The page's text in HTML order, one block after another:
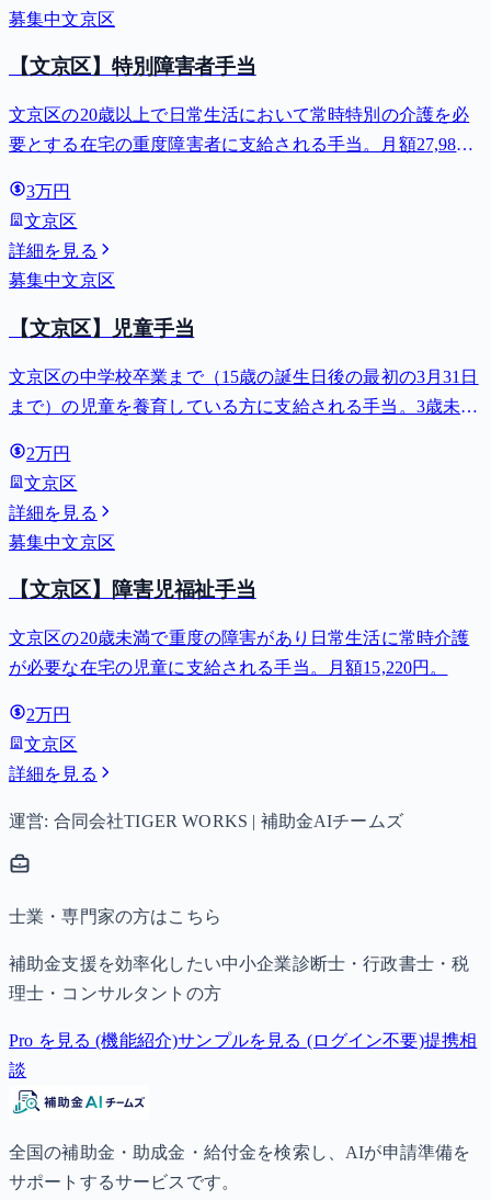
募集中文京区
【文京区】特別障害者手当
文京区の20歳以上で日常生活において常時特別の介護を必
要とする在宅の重度障害者に支給される手当。月額27,980
3万円
文京区
詳細を見る
募集中文京区
【文京区】児童手当
文京区の中学校卒業まで（15歳の誕生日後の最初の3月31日
まで）の児童を養育している方に支給される手当。3歳未満
子以降は15,000円）、中学生は月額10,000円。
2万円
文京区
詳細を見る
募集中文京区
【文京区】障害児福祉手当
文京区の20歳未満で重度の障害があり日常生活に常時介護
が必要な在宅の児童に支給される手当。月額15,220円。
2万円
文京区
詳細を見る
運営: 合同会社TIGER WORKS | 補助金AIチームズ
士業・専門家の方はこちら
補助金支援を効率化したい中小企業診断士・行政書士・税
理士・コンサルタントの方
Pro を見る (機能紹介)サンプルを見る (ログイン不要)提携相
談
全国の補助金・助成金・給付金を検索し、AIが申請準備を
サポートするサービスです。